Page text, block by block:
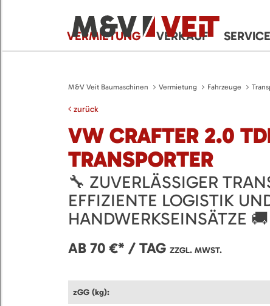
VERMIETUNG VERKAUF SERVICE
M&V Veit Baumaschinen Vermietung Fahrzeuge
zurück
VW CRAFTER 2.0
TRANSPORTER
🔧 ZUVERLÄSSIGER
EFFIZIENTE LOGISTIK
HANDWERKSEINSÄTZE 🚚
AB 70 €* / TAG ZZGL. MWST.
zGG (kg):